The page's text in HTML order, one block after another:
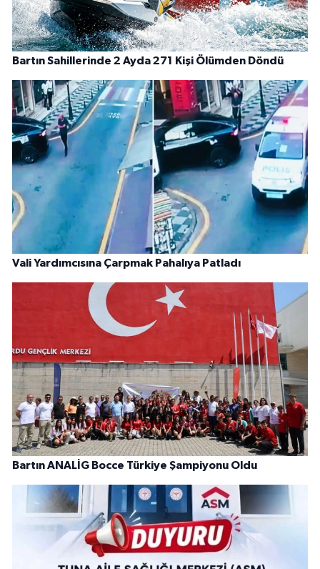
Bartın Sahillerinde 2 Ayda 271 Kişi Ölümden Döndü
Vali Yardımcısına Çarpmak Pahalıya Patladı
Bartın ANALİG Bocce Türkiye Şampiyonu Oldu